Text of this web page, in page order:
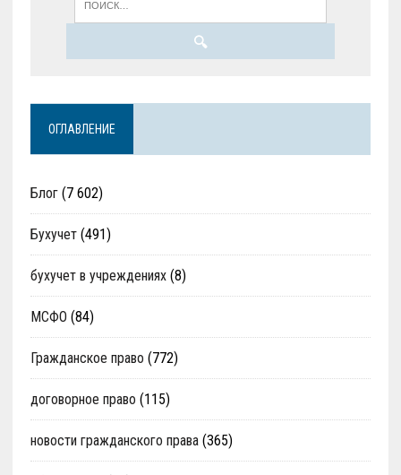
ОГЛАВЛЕНИЕ
Блог(7 602)
Бухучет(491)
бухучет в учреждениях(8)
МСФО (84)
Гражданское право (772)
договорное право (115)
новости гражданского права(365)